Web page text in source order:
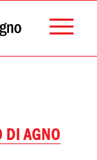
DI AGNO